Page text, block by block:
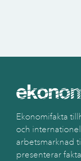
Ekonomifakta
och
arbetsmarknad
presenterar